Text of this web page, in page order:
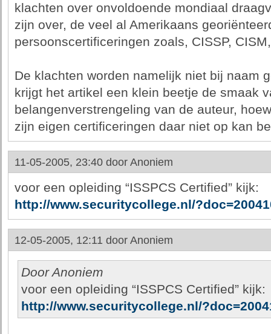
klachten over onvoldoende mondiaal
zijn over, de veel al Amerikaans
persoonscertificeringen zoals, CISSP,
De klachten worden namelijk niet bij naam
krijgt het artikel een klein beetje de smaak
belangenverstrengeling van de auteur,
zijn eigen certificeringen daar niet op kan
11-05-2005, 23:40 door Anoniem
voor een opleiding “ISSPCS Certified” kijk:
http://www.securitycollege.nl/
12-05-2005, 12:11 door Anoniem
Door Anoniem
voor een opleiding “ISSPCS Certified” kijk:
http://www.securitycollege.nl/